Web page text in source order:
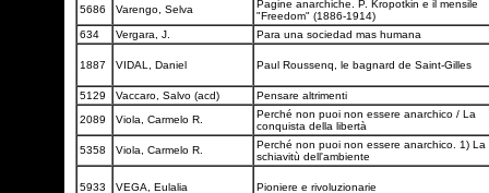
5686 Varengo, Selva
Pagine anarchiche. P. Kropotkin e il mensile
"Freedom" (1886-1914)
634
Vergara, J. Para una sociedad mas humana
1887 VIDAL, Daniel Paul Roussenq, le bagnard de Saint-Gilles
5129 Vaccaro, Salvo (acd)
Pensare altrimenti
2089
Viola, Carmelo R.
Perché non puoi non essere anarchico / La
conquista della libertà
5358
Viola, Carmelo R.
Perché non puoi non essere anarchico. 1) La
schiavitù dell'ambiente
5933 VEGA, Eulalia Pioniere e rivoluzionarie